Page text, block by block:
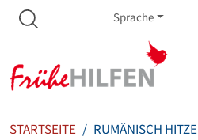
Zum Inhalt springen
Zur Navigation springen
Meta Navigation
Sprache
STARTSEITE RUMÄNISCH HITZE